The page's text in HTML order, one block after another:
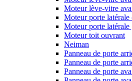
Moteur lève-vitre
Moteur porte latérale
Moteur porte latérale
Moteur toit ouvrant
Neiman
Panneau de porte
Panneau de porte
Panneau de porte